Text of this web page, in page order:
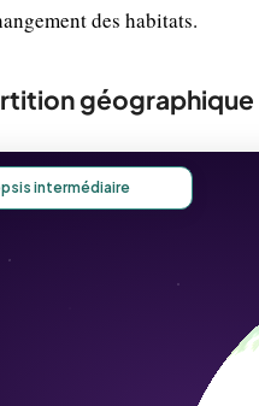
des habitats.
géographique